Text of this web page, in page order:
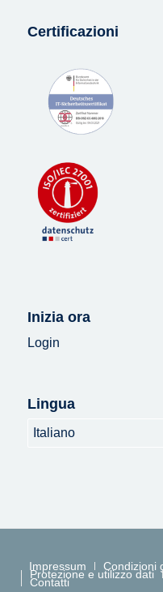
Certificazioni
Inizia ora
Login
Lingua
Lingua
Impressum Condizioni
Protezione e utilizzo dati
Contatti